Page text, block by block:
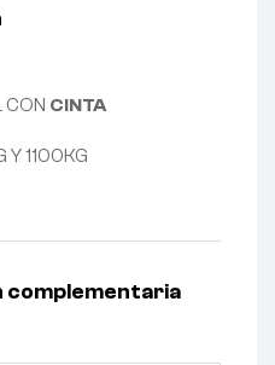
CON CINTA
Y 1100KG
complementaria